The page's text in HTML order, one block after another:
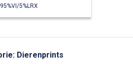
95%VI/5%LRX
Dierenprints